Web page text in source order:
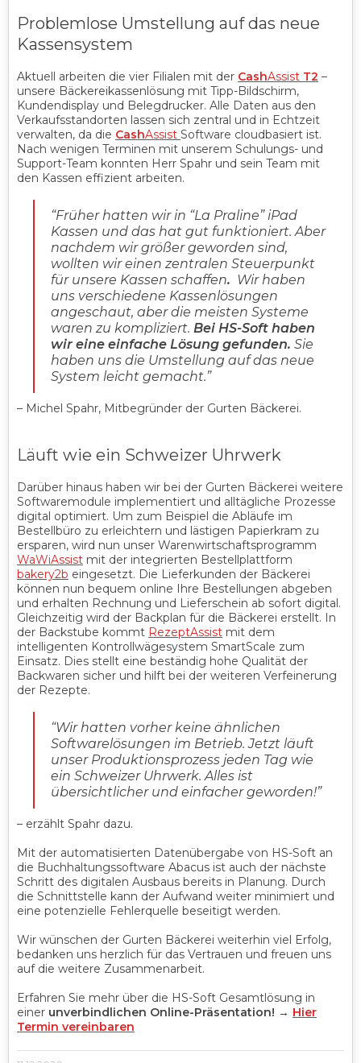
Problemlose Umstellung auf das neue
Kassensystem‍
Aktuell arbeiten die vier Filialen mit der CashAssist T2 –
unsere Bäckereikassenlösung mit Tipp-Bildschirm,
Kundendisplay und Belegdrucker. Alle Daten aus den
Verkaufsstandorten lassen sich zentral und in Echtzeit
verwalten, da die CashAssist Software cloudbasiert ist.
Nach wenigen Terminen mit unserem Schulungs- und
Support-Team konnten Herr Spahr und sein Team mit
den Kassen effizient arbeiten.
“Früher hatten wir in “La Praline” iPad
Kassen und das hat gut funktioniert. Aber
nachdem wir größer geworden sind,
wollten wir einen zentralen Steuerpunkt
für unsere Kassen schaffen. Wir haben
uns verschiedene Kassenlösungen
angeschaut, aber die meisten Systeme
waren zu kompliziert. Bei HS-Soft haben
wir eine einfache Lösung gefunden. Sie
haben uns die Umstellung auf das neue
System leicht gemacht.”
– Michel Spahr, Mitbegründer der Gurten Bäckerei.
Läuft wie ein Schweizer Uhrwerk
Darüber hinaus haben wir bei der Gurten Bäckerei weitere
Softwaremodule implementiert und alltägliche Prozesse
digital optimiert. Um zum Beispiel die Abläufe im
Bestellbüro zu erleichtern und lästigen Papierkram zu
ersparen, wird nun unser Warenwirtschaftsprogramm
WaWiAssist mit der integrierten Bestellplattform
bakery2b eingesetzt. Die Lieferkunden der Bäckerei
können nun bequem online Ihre Bestellungen abgeben
und erhalten Rechnung und Lieferschein ab sofort digital.
Gleichzeitig wird der Backplan für die Bäckerei erstellt. In
der Backstube kommt RezeptAssist mit dem
intelligenten Kontrollwägesystem SmartScale zum
Einsatz. Dies stellt eine beständig hohe Qualität der
Backwaren sicher und hilft bei der weiteren Verfeinerung
der Rezepte.
“Wir hatten vorher keine ähnlichen
Softwarelösungen im Betrieb. Jetzt läuft
unser Produktionsprozess jeden Tag wie
ein Schweizer Uhrwerk. Alles ist
übersichtlicher und einfacher geworden!”
– erzählt Spahr dazu.
Mit der automatisierten Datenübergabe von HS-Soft an
die Buchhaltungssoftware Abacus ist auch der nächste
Schritt des digitalen Ausbaus bereits in Planung. Durch
die Schnittstelle kann der Aufwand weiter minimiert und
eine potenzielle Fehlerquelle beseitigt werden.
Wir wünschen der Gurten Bäckerei weiterhin viel Erfolg,
bedanken uns herzlich für das Vertrauen und freuen uns
auf die weitere Zusammenarbeit.
Erfahren Sie mehr über die HS-Soft Gesamtlösung in
einer unverbindlichen Online-Präsentation! → Hier
Termin vereinbaren